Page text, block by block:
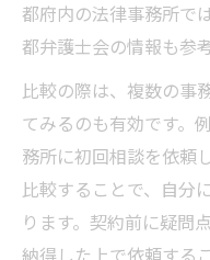
都府内の法律事務所で
都弁護士会の情報も参
比較の際は、複数の事
てみるのも有効です。
務所に初回相談を依頼
比較することで、自分
ります。契約前に疑問